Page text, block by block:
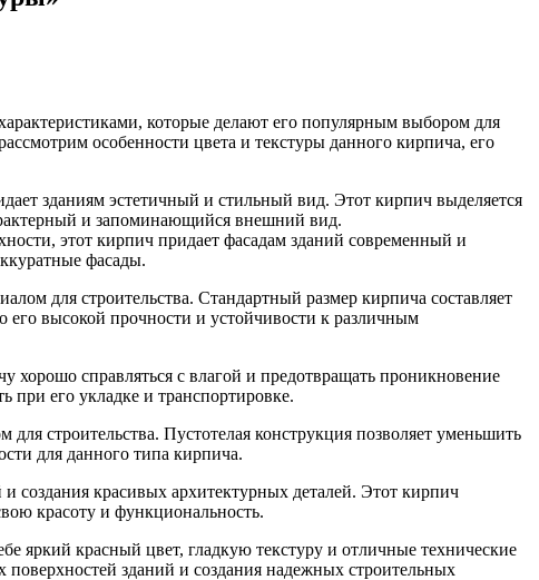
которые делают его популярным выбором для
особенности цвета и текстуры данного кирпича, его
зданиям эстетичный и стильный вид. Этот кирпич выделяется
и запоминающийся внешний вид.
этот кирпич придает фасадам зданий современный и
фасады.
для строительства. Стандартный размер кирпича составляет
высокой прочности и устойчивости к различным
хорошо справляться с влагой и предотвращать проникновение
при его укладке и транспортировке.
строительства. Пустотелая конструкция позволяет уменьшить
для данного типа кирпича.
красивых архитектурных деталей. Этот кирпич
красоту и функциональность.
красный цвет, гладкую текстуру и отличные технические
зданий и создания надежных строительных